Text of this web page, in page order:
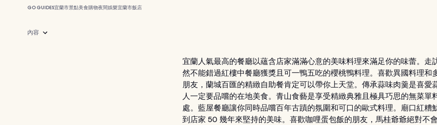
GO GUIDES宜蘭市景點美食購物夜間娛樂宜蘭市飯店
內容
宜蘭人氣最高的餐廳以蘊含店家滿滿心意的美味料理來滿足你的味蕾。走
然不能錯過紅樓中餐廳獲獎且可一鴨五吃的櫻桃鴨料理。喜歡異國料理和
朋友，蘭城百匯的精緻自助餐肯定可以帶你上天堂。傳承蒜味肉羹是喜愛
人一定要品嚐的在地美食。青山食藝是享受精緻典雅且極具巧思的無菜單
處。藍屋餐廳讓你同時品嚐百年古蹟的氛圍和可口的歐式料理。廟口紅糟
到店家 50 幾年來堅持的美味。喜歡咖哩蛋包飯的朋友，馬桂爺爺絕對不